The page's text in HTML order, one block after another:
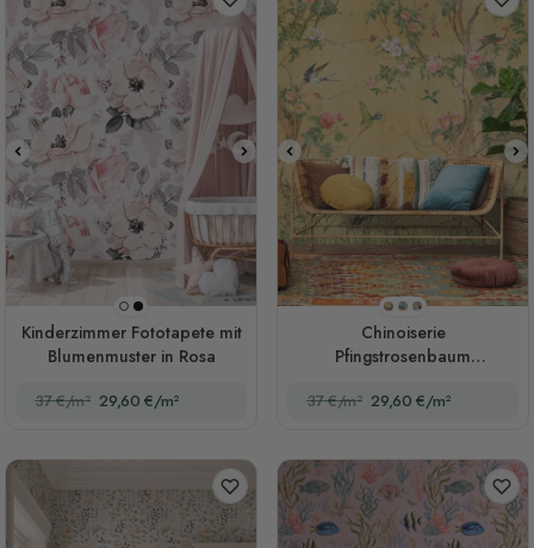
Weißer Hintergrund
Schwarzer Hintergrund
Kinderzimmer Fototapete mit
Blumenmuster in Rosa
37 €/m² 29,60 €/m²
Stil 1
Stil 2
Stil 3
Chinoiserie
Pfingstrosenbaum
37 €/m² 29,60 €/m²